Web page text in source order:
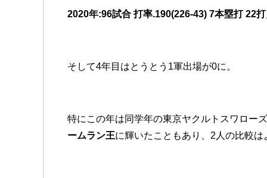
2020年:96試合 打率.190(226-43) 7本塁打 22
そして4年目はとうとう1軍出場が0に。
特にこの年は同学年の東京ヤクルトスワロー
ームラン王に輝いたこともあり、2人の比較